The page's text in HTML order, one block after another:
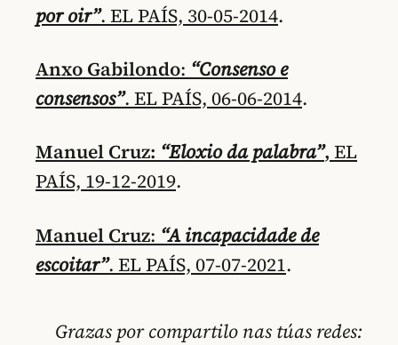
por oir”. EL PAÍS, 30-05-2014.
Anxo Gabilondo: “Consenso e
consensos”. EL PAÍS, 06-06-2014.
Manuel Cruz: “Eloxio da palabra”, EL
PAÍS, 19-12-2019.
Manuel Cruz: “A incapacidade de
escoitar”. EL PAÍS, 07-07-2021.
Grazas por compartilo nas túas redes: